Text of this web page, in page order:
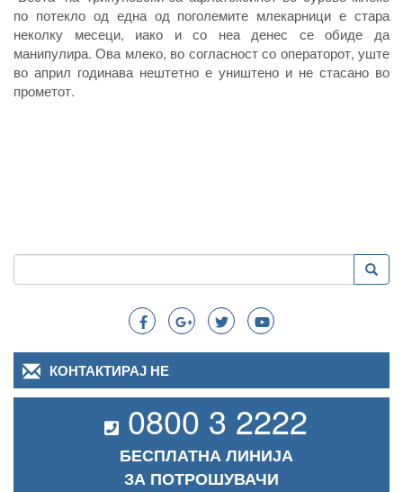
по потекло од една од поголемите млекарници е стара
неколку месеци, иако и со неа денес се обиде да
манипулира. Ова млеко, во согласност со операторот, уште
во април годинава нештетно е уништено и не стасано во
прометот.
Search
Пребарување
КОНТАКТИРАЈ НЕ
0800 3 2222
БЕСПЛАТНА ЛИНИЈА
ЗА ПОТРОШУВАЧИ